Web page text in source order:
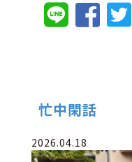
忙中閑話
2026.04.18